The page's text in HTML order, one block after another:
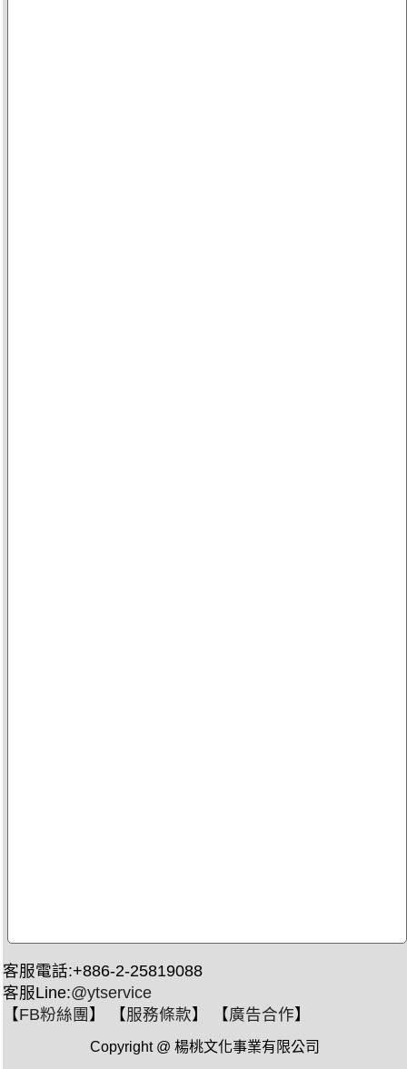
客服電話:+886-2-25819088
客服Line:@ytservice
【FB粉絲團 】 【服務條款】 【廣告合作】
Copyright @ 楊桃文化事業有限公司